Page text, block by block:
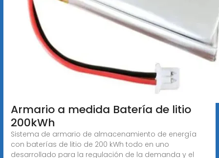
Armario a medida Batería de litio
200kWh
Sistema de armario de almacenamiento de energía
con baterías de litio de 200 kWh todo en uno
desarrollado para la regulación de la demanda y el